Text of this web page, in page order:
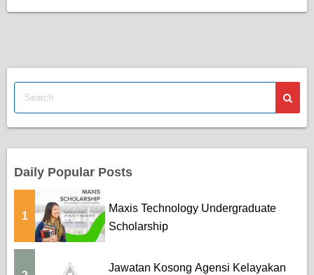
Daily Popular Posts
1
Maxis Technology Undergraduate
Scholarship
Jawatan Kosong Agensi Kelayakan